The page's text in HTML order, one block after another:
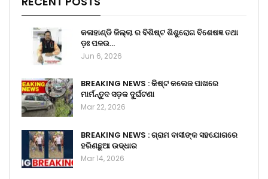
କଳାହାଣ୍ଡି ଜିଲ୍ଲା ର ବିଶିଷ୍ଟ ଶିଶୁରୋଗ ବିଶେଷଜ୍ଞ ତଥା
ଡ଼ଃ ପଳଉ…
Jun 6, 2026
BREAKING NEWS : କିଷ୍ଟ କଲେଜ ପାଖରେ
ମାର୍ମନ୍ତୁଦ ସଡ଼କ ଦୁର୍ଘଟଣା
Mar 22, 2026
BREAKING NEWS : ଗ୍ରାମ ବାସୀଙ୍କ ସହଯୋଗରେ
ହରିଣଛୁଆ ଉଦ୍ଧାର
Mar 14, 2026